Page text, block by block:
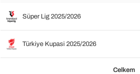
Süper Lig 2025/2026
Türkiye Kupasi 2025/2026
Celkem